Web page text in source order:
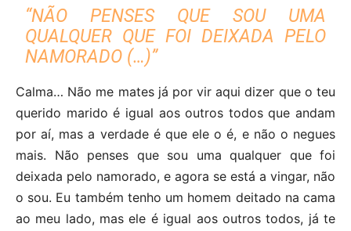
“NÃO PENSES QUE SOU UMA
QUALQUER QUE FOI DEIXADA PELO
NAMORADO (…)”
Calma… Não me mates já por vir aqui dizer que o teu
querido marido é igual aos outros todos que andam
por aí, mas a verdade é que ele o é, e não o negues
mais. Não penses que sou uma qualquer que foi
deixada pelo namorado, e agora se está a vingar, não
o sou. Eu também tenho um homem deitado na cama
ao meu lado, mas ele é igual aos outros todos, já te